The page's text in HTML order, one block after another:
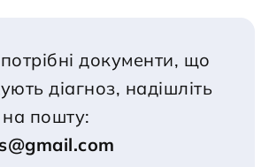
документи, що
діагноз, надішліть
пошту: